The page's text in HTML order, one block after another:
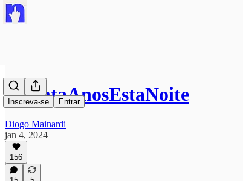
Inscreva-se Entrar
#TrintaAnosEstaNoite
Diogo Mainardi
jan 4, 2024
156